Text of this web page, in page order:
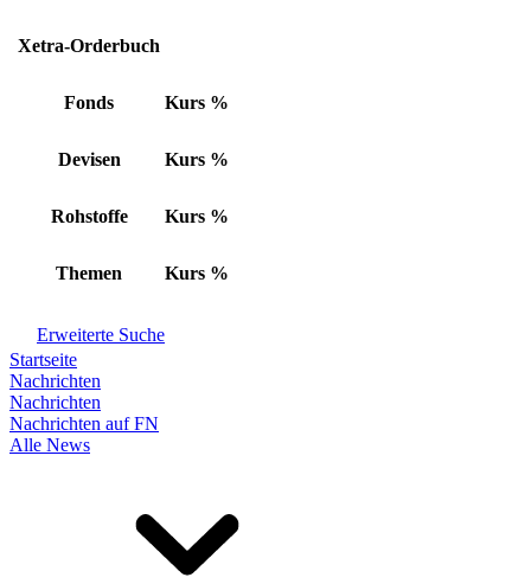
Xetra-Orderbuch
Fonds Kurs %
Devisen Kurs %
Rohstoffe Kurs %
Themen Kurs %
Erweiterte Suche
Startseite
Nachrichten
Nachrichten
Nachrichten auf FN
Alle News